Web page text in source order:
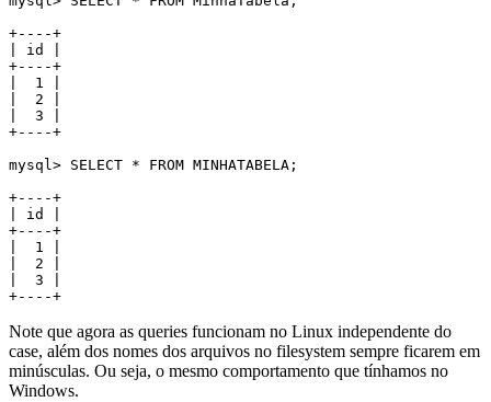
+----+
| id |
+----+
|  1 |
|  2 |
|  3 |
+----+
mysql> SELECT * FROM MINHATABELA;
+----+
| id |
+----+
|  1 |
|  2 |
|  3 |
+----+
Note que agora as queries funcionam no Linux independente do
case, além dos nomes dos arquivos no filesystem sempre ficarem em
minúsculas. Ou seja, o mesmo comportamento que tínhamos no
Windows.